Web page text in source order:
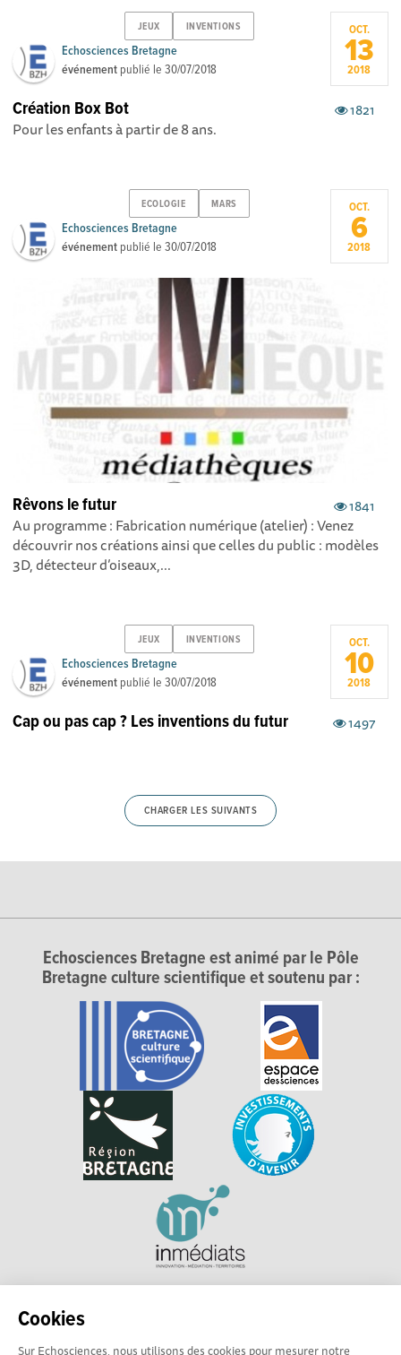
Cookies
Sur Echosciences, nous utilisons des cookies pour mesurer notre
JEUX INVENTIONS
Echosciences Bretagne
événement publié le30/07/2018
OCT.
13
2018
1821
Création Box Bot
Pour les enfants à partir de 8 ans.
ECOLOGIE MARS
Echosciences Bretagne
événement publié le30/07/2018
OCT.
6
2018
1841
Rêvons le futur
Au programme : Fabrication numérique (atelier) : Venez
découvrir nos créations ainsi que celles du public : modèles
3D, détecteur d’oiseaux,...
JEUX INVENTIONS
Echosciences Bretagne
événement publié le30/07/2018
OCT.
10
2018
1497
Cap ou pas cap ? Les inventions du futur
CHARGER LES SUIVANTS
Echosciences Bretagne est animé par le Pôle
Bretagne culture scientifique et soutenu par :
Explorer, s’exprimer, rentrer en contact : Echosciences
Bretagne est le réseau social des amateurs et passionnés de